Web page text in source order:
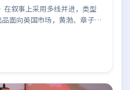
在叙事上采用多线并进，类型
面向英国市场，黄渤、章子
角色推动关键反转，结尾留白